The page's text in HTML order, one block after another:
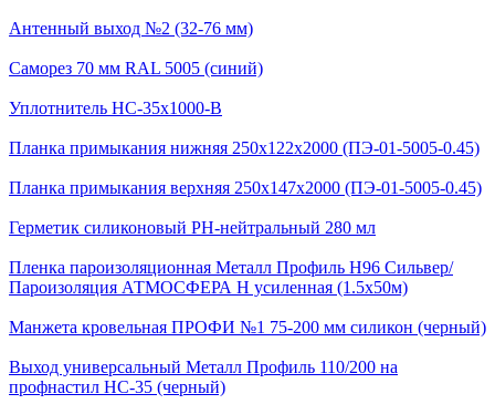
Антенный выход №2 (32-76 мм)
Саморез 70 мм RAL 5005 (синий)
Уплотнитель НС-35х1000-В
Планка примыкания нижняя 250х122х2000 (ПЭ-01-5005-0.45)
Планка примыкания верхняя 250х147х2000 (ПЭ-01-5005-0.45)
Герметик силиконовый PH-нейтральный 280 мл
Пленка пароизоляционная Металл Профиль Н96 Сильвер/
Пароизоляция АТМОСФЕРА Н усиленная (1.5х50м)
Манжета кровельная ПРОФИ №1 75-200 мм силикон (черный)
Выход универсальный Металл Профиль 110/200 на
профнастил НС-35 (черный)